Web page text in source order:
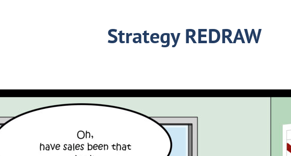
Strategy REDRAW